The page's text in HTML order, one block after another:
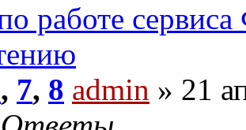
работе
, 7, 8 admin » 21